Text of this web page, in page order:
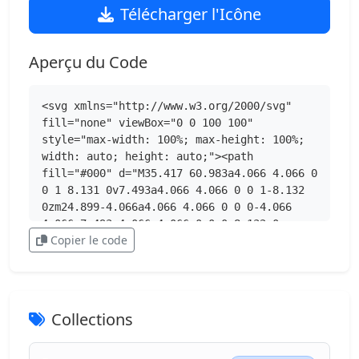
Télécharger l'Icône
Aperçu du Code
<svg xmlns="http://www.w3.org/2000/svg"
fill="none" viewBox="0 0 100 100"
style="max-width: 100%; max-height: 100%;
width: auto; height: auto;"><path
fill="#000" d="M35.417 60.983a4.066 4.066 0
0 1 8.131 0v7.493a4.066 4.066 0 0 1-8.132
0zm24.899-4.066a4.066 4.066 0 0 0-4.066
4.066v7.493a4.066 4.066 0 0 0 8.132 0v-
7.493a4.066 4.066 0 0 0-4.066-4.066">
85.693 27.063 80.187 21.25 69.688 10.125
55.75 9 50 9s-19.687 1.125-30.187
Copier le code
Collections